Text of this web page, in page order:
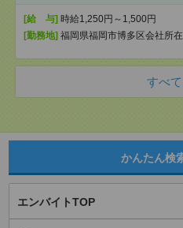
[給 与] 時給1,250円～1,500円
[勤務地] 福岡県福岡市博多区会社所
すべ
かんたん検
エンバイトTOP